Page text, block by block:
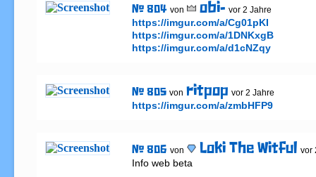
# 804 von obi- vor 2 Jahre
https://imgur.com/a/Cg01pKI
https://imgur.com/a/1DNKxgB
https://imgur.com/a/d1cNZqy
# 805 von ritpop vor 2 Jahre
https://imgur.com/a/zmbHFP9
# 806 von Loki The Witful vor
Info web beta